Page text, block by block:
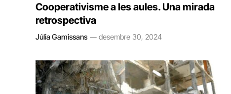
Cooperativisme a les aules. Una mirada
retrospectiva
Júlia Gamissans desembre 30, 2024